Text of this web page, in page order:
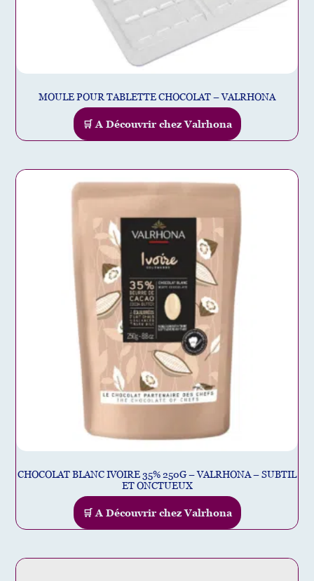
MOULE POUR TABLETTE CHOCOLAT – VALRHONA
🛒 A Découvrir chez Valrhona
CHOCOLAT BLANC IVOIRE 35% 250G – VALRHONA – SUBTIL
ET ONCTUEUX
🛒 A Découvrir chez Valrhona